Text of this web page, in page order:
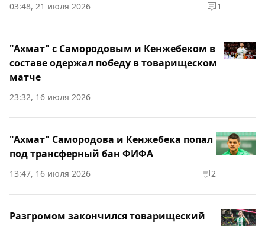
03:48, 21 июля 2026 1
"Ахмат" с Самородовым и Кенжебеком в
составе одержал победу в товарищеском
матче
23:32, 16 июля 2026
"Ахмат" Самородова и Кенжебека попал
под трансферный бан ФИФА
13:47, 16 июля 2026 2
Разгромом закончился товарищеский